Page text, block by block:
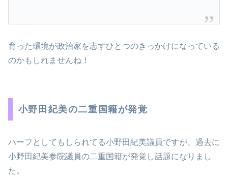
育った環境が政治家を志すひとつのきっかけになっている
のかもしれませんね！
小野田紀美の二重国籍が発覚
ハーフとしてもしられてる小野田紀美議員ですが、過去に
小野田紀美参院議員の二重国籍が発覚し話題になりまし
た。